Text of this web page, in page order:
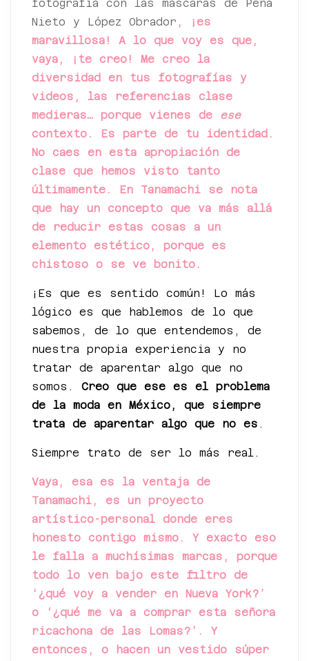
fotografía con las máscaras de Peña
Nieto y López Obrador , ¡es
maravillosa! A lo que voy es que,
vaya, ¡te creo! Me creo la
diversidad en tus fotografías y
videos, las referencias clase
medieras… porque vienes de
ese
contexto. Es parte de tu identidad.
No caes en esta apropiación de
clase que hemos visto tanto
últimamente. En Tanamachi se nota
que hay un concepto que va más allá
de reducir estas cosas a un
elemento estético, porque es
chistoso o se ve bonito.
¡Es que es sentido común! Lo más
lógico es que hablemos de lo que
sabemos, de lo que entendemos, de
nuestra propia experiencia y no
tratar de aparentar algo que no
somos. Creo que ese es el problema
de la moda en México, que siempre
trata de aparentar algo que no es .
Siempre trato de ser lo más real.
Vaya, esa es la ventaja de
Tanamachi, es un proyecto
artístico-personal donde eres
honesto contigo mismo. Y exacto eso
le falla a muchísimas marcas, porque
todo lo ven bajo este filtro de
‘¿qué voy a vender en Nueva York?’
o ‘¿qué me va a comprar esta señora
ricachona de las Lomas?’. Y
entonces, o hacen un vestido súper